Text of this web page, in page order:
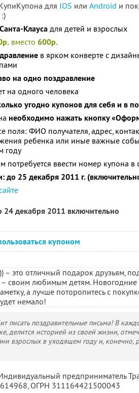
для IOS или Android и
Клауса для детей и взрослых
вместо 600р.
в ярком конверте с
на одно поздравление
на одного человека
угодно купонов для себя и в
необходимо нажать кнопку
поля: ФИО получателя, адрес,
ребенка или иные важные
году
потребуется ввести номер купона
до 25 декабря 2011 г.
24 декабря 2011 включительно
купоном
– это отличный подарок друзьям,
своим любимым детям. Новогодние
а лучше поторопитесь с
немало!
писать поздравительные письма! В
делится историей из своей жизни,
взрослых в уходящем году и, конечно,
предприниматель
, ОГРН 311164421500043